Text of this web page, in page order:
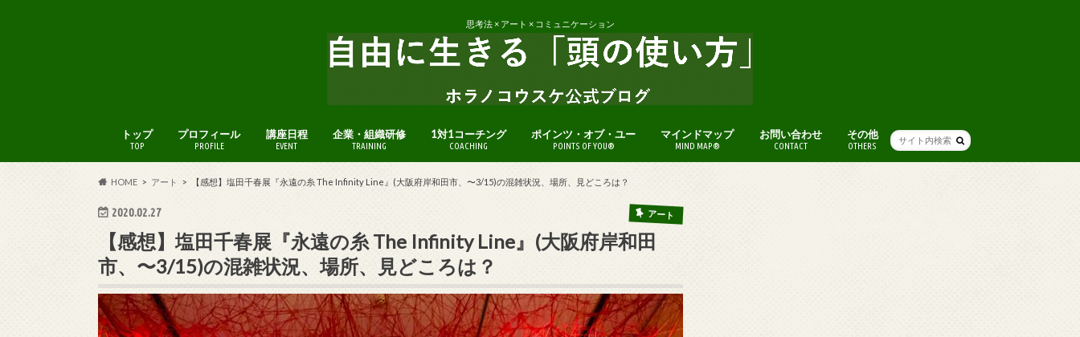
思考法 × アート × コミュニケーション
トップ
TOP
プロフィール
PROFILE
講座日程
EVENT
企業・組織研修
TRAINING
1対1コーチング
COACHING
ポインツ・オブ・ユー
POINTS OF YOU®
マインドマップ
MIND MAP®
お問い合わせ
CONTACT
その他
OTHERS
HOME アート 【感想】塩田千春展『永遠の糸 The Infinity Line』(大阪府岸和田市、〜3/15)の混雑状況、場所、見どころは？
2020.02.27 アート
【感想】塩田千春展『永遠の糸 The Infinity Line』(大阪府岸和田
市、〜3/15)の混雑状況、場所、見どころは？